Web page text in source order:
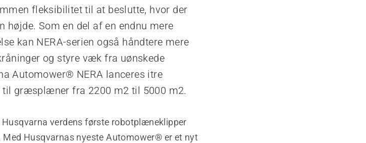
fleksibilitet til at beslutte, hvor der
højde. Som en del af en endnu mere
kan NERA-serien også håndtere mere
og styre væk fra uønskede
Automower® NERA lanceres itre
til græsplæner fra 2200 m2 til 5000 m2.
Husqvarna verdens første robotplæneklipper
Husqvarnas nyeste Automower® er et nyt